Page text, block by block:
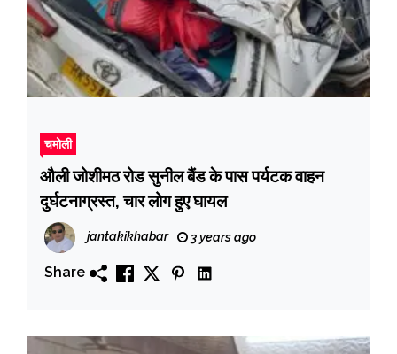
चमोली
औली जोशीमठ रोड सुनील बैंड के पास पर्यटक वाहन
दुर्घटनाग्रस्त, चार लोग हुए घायल
jantakikhabar 3 years ago
Share